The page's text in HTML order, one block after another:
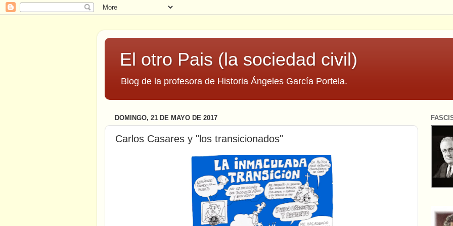
El otro Pais (la sociedad civil)
Blog de la profesora de Historia Ángeles García Portela.
DOMINGO, 21 DE MAYO DE 2017
Carlos Casares y "los transicionados"